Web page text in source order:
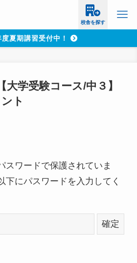
校舎を探す
夏期講習受付中！
大学受験コース/中３】
ト
スワードで保護されていま
下にパスワードを入力してく